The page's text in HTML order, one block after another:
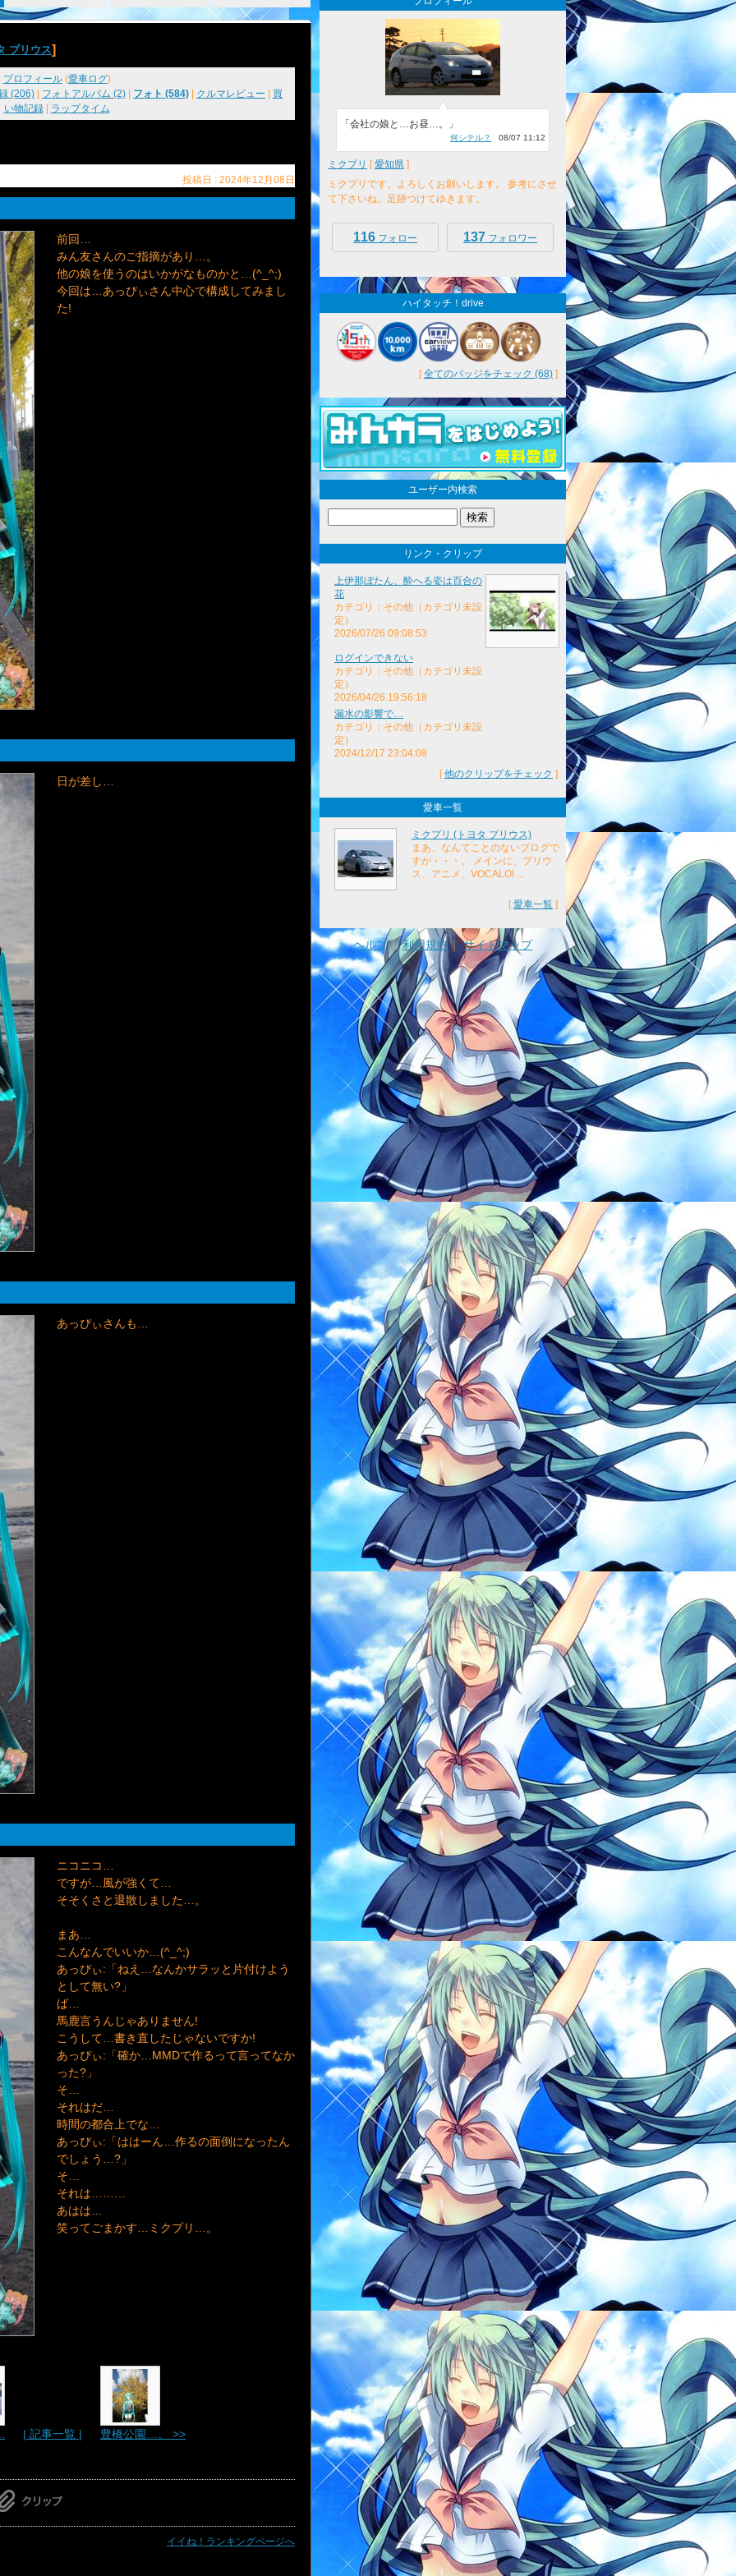
プリウス]
プロフィール(愛車ログ)
(206)
フォトアルバム (2) フォト (584) クルマレビュー
買
い物記録| ラップタイム
投稿日 : 2024年12月08日
前回…
みん友さんのご指摘があり…。
他の娘を使うのはいかがなものかと…(^_^;)
今回は…あっぴぃさん中心で構成してみまし
た!
日が差し…
あっぴぃさんも…
ニコニコ…
ですが…風が強くて…
そそくさと退散しました…。
まあ…
こんなんでいいか…(^_^;)
あっぴぃ:「ねえ…なんかサラッと片付けよう
として無い?」
ば…
馬鹿言うんじゃありません!
こうして…書き直したじゃないですか!
あっぴぃ:「確か…MMDで作るって言ってなか
った?」
そ…
それはだ…
時間の都合上でな…
あっぴぃ:「ははーん…作るの面倒になったん
でしょう…?」
そ…
それは………
あはは…
笑ってごまかす…ミクプリ…。
| 記事一覧 | 豊橋公園…。 >>
イイね！ランキングページへ
「会社の娘と…お昼…。」
何シテル？ 08/07 11:12
ミクプリ [愛知県 ]
ミクプリです。よろしくお願いします。 参考にさせ
て下さいね。足跡つけてゆきます。
116 フォロー 137 フォロワー
ハイタッチ！drive
[全てのバッジをチェック (68) ]
ユーザー内検索
リンク・クリップ
上伊那ぼたん、酔へる姿は百合の
花
カテゴリ：その他（カテゴリ未設
定）
2026/07/26 09:08:53
ログインできない
カテゴリ：その他（カテゴリ未設
定）
2026/04/26 19:56:18
漏水の影響で…
カテゴリ：その他（カテゴリ未設
定）
2024/12/17 23:04:08
[他のクリップをチェック ]
愛車一覧
ミクプリ (トヨタ プリウス)
まあ、なんてことのないブログで
すが・・・。 メインに、プリウ
ス、アニメ、VOCALOI ...
[愛車一覧 ]
ヘルプ｜利用規約｜サイトマップ